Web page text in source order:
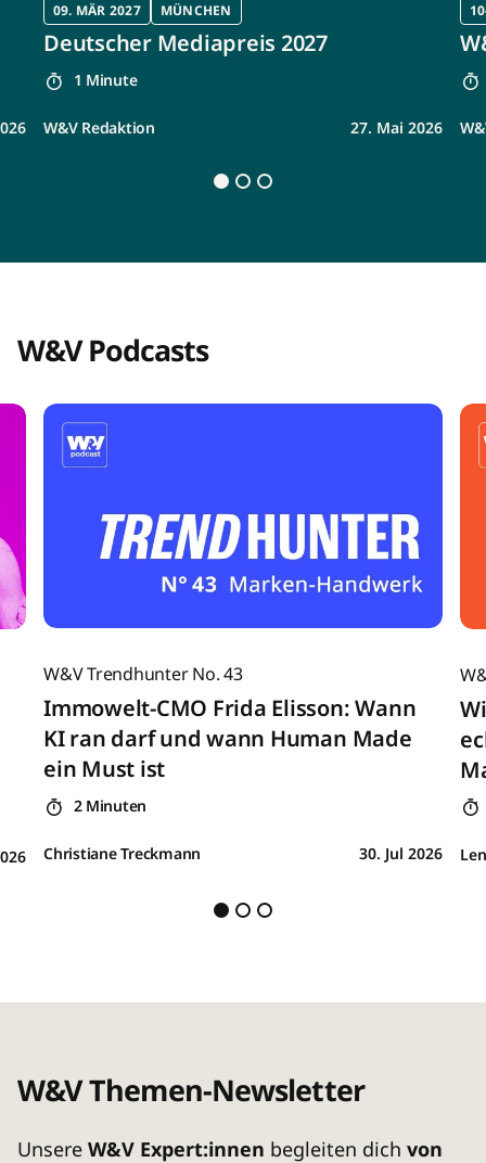
09. MÄR 2027 MÜNCHEN
Deutscher Mediapreis 2027
1 Minute
W&V Redaktion 27. Mai 2026
W&V Podcasts
W&V Trendhunter No. 43
Immowelt-CMO Frida Elisson: Wann
KI ran darf und wann Human Made
ein Must ist
2 Minuten
Christiane Treckmann 30. Jul 2026
W&V Themen-Newsletter
Unsere W&V Expert:innen begleiten dich von